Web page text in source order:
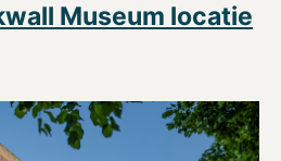
Museum locatie